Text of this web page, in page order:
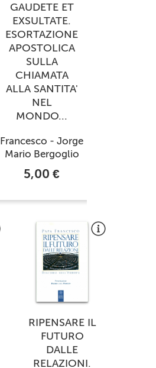
GAUDETE ET
EXSULTATE.
ESORTAZIONE
APOSTOLICA
SULLA
CHIAMATA
ALLA SANTITA'
NEL
MONDO...
Francesco - Jorge
Mario Bergoglio
5,00 €
RIPENSARE IL
FUTURO
DALLE
RELAZIONI.